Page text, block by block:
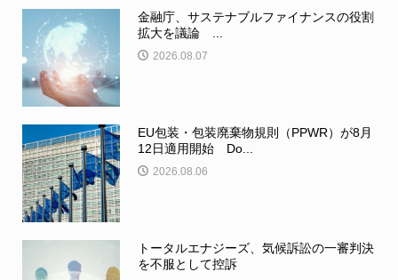
金融庁、サステナブルファイナンスの役割
拡大を議論 ...
2026.08.07
EU包装・包装廃棄物規則（PPWR）が8月
12日適用開始 Do...
2026.08.06
トータルエナジーズ、気候訴訟の一審判決
を不服として控訴